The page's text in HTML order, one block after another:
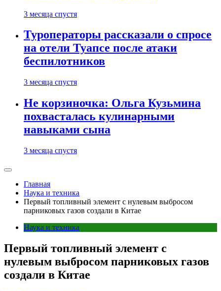
3 месяца спустя
Туроператоры рассказали о спросе
на отели Туапсе после атаки
беспилотников
3 месяца спустя
Не корзиночка: Ольга Кузьмина
похвасталась кулинарными
навыками сына
3 месяца спустя
Главная
Наука и техника
Первый топливный элемент с нулевым выбросом
парниковых газов создали в Китае
Наука и техника
Первый топливный элемент с
нулевым выбросом парниковых газов
создали в Китае